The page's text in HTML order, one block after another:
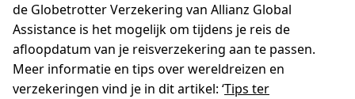
de Globetrotter Verzekering van Allianz Global
Assistance is het mogelijk om tijdens je reis de
afloopdatum van je reisverzekering aan te passen.
Meer informatie en tips over wereldreizen en
verzekeringen vind je in dit artikel: ‘Tips ter